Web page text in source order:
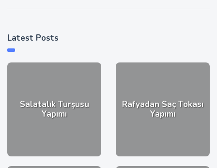
Latest Posts
Salatalık Turşusu
Yapımı
Rafyadan Saç Tokası
Yapımı